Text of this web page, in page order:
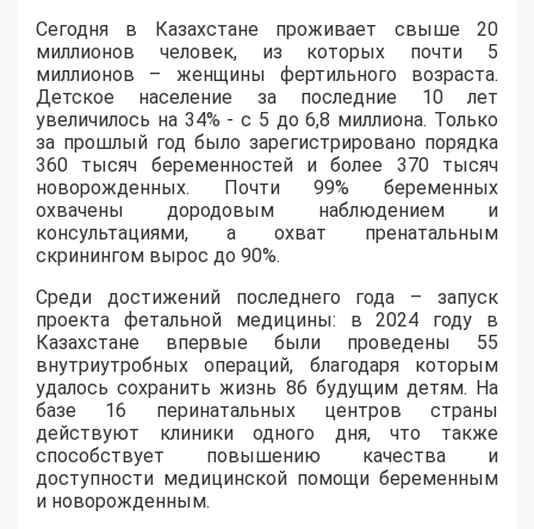
Сегодня в Казахстане проживает свыше 20
миллионов человек, из которых почти 5
миллионов – женщины фертильного возраста.
Детское население за последние 10 лет
увеличилось на 34% - с 5 до 6,8 миллиона. Только
за прошлый год было зарегистрировано порядка
360 тысяч беременностей и более 370 тысяч
новорожденных. Почти 99% беременных
охвачены дородовым наблюдением и
консультациями, а охват пренатальным
скринингом вырос до 90%.
Среди достижений последнего года – запуск
проекта фетальной медицины: в 2024 году в
Казахстане впервые были проведены 55
внутриутробных операций, благодаря которым
удалось сохранить жизнь 86 будущим детям. На
базе 16 перинатальных центров страны
действуют клиники одного дня, что также
способствует повышению качества и
доступности медицинской помощи беременным
и новорожденным.